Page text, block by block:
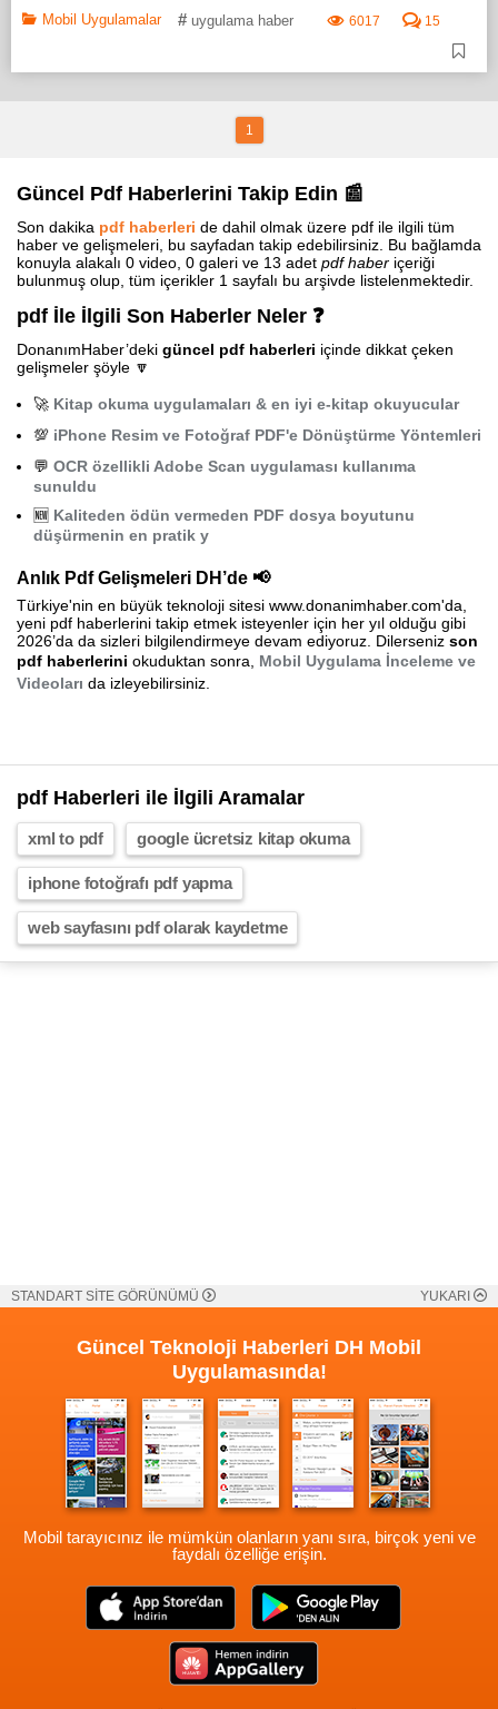
Mobil Uygulamalar # uygulama haber 6017 15
1
Güncel Pdf Haberlerini Takip Edin 📰
Son dakika pdf haberleri de dahil olmak üzere pdf ile ilgili tüm
haber ve gelişmeleri, bu sayfadan takip edebilirsiniz. Bu bağlamda
konuyla alakalı 0 video, 0 galeri ve 13 adet pdf haber içeriği
bulunmuş olup, tüm içerikler 1 sayfalı bu arşivde listelenmektedir.
pdf İle İlgili Son Haberler Neler ❓
DonanımHaber’deki güncel pdf haberleri içinde dikkat çeken
gelişmeler şöyle 🔽
🚀 Kitap okuma uygulamaları & en iyi e-kitap okuyucular
💯 iPhone Resim ve Fotoğraf PDF'e Dönüştürme Yöntemleri
💬 OCR özellikli Adobe Scan uygulaması kullanıma
sunuldu
🆕 Kaliteden ödün vermeden PDF dosya boyutunu
düşürmenin en pratik y
Anlık Pdf Gelişmeleri DH’de 📢
Türkiye'nin en büyük teknoloji sitesi www.donanimhaber.com'da,
yeni pdf haberlerini takip etmek isteyenler için her yıl olduğu gibi
2026’da da sizleri bilgilendirmeye devam ediyoruz. Dilerseniz son
pdf haberlerini okuduktan sonra, Mobil Uygulama İnceleme ve
Videoları da izleyebilirsiniz.
pdf Haberleri ile İlgili Aramalar
xml to pdf google ücretsiz kitap okuma
iphone fotoğrafı pdf yapma
web sayfasını pdf olarak kaydetme
STANDART SİTE GÖRÜNÜMÜ YUKARI
Güncel Teknoloji Haberleri DH Mobil
Uygulamasında!
Mobil tarayıcınız ile mümkün olanların yanı sıra, birçok yeni ve
faydalı özelliğe erişin.